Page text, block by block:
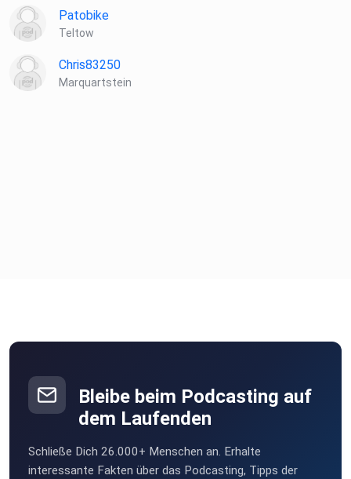
Patobike
Teltow
Chris83250
Marquartstein
Bleibe beim Podcasting auf
dem Laufenden
Schließe Dich 26.000+ Menschen an. Erhalte
interessante Fakten über das Podcasting, Tipps der